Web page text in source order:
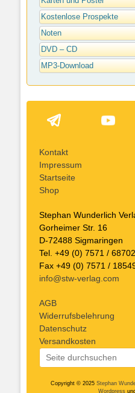
Kostenlose Prospekte
Noten
DVD – CD
MP3-Download
Kontakt
Impressum
Startseite
Shop
Stephan Wunderlich
Gorheimer Str. 16
D-72488 Sigmaringen
Tel. +49 (0) 7571 /
Fax +49 (0) 7571 /
info@stw-verlag.com
AGB
Widerrufsbelehrung
Datenschutz
Versandkosten
Copyright © 2025 Stephan
Wordpress und